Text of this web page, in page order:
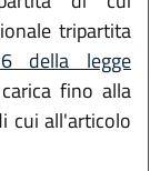
tripartita
della legge
fino alla
cui all'articolo